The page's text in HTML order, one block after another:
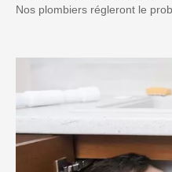
Nos plombiers régleront le